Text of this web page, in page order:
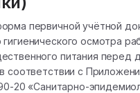
первичной учётной
осмотра
питания перед
соответствии с
20 «Санитарно-